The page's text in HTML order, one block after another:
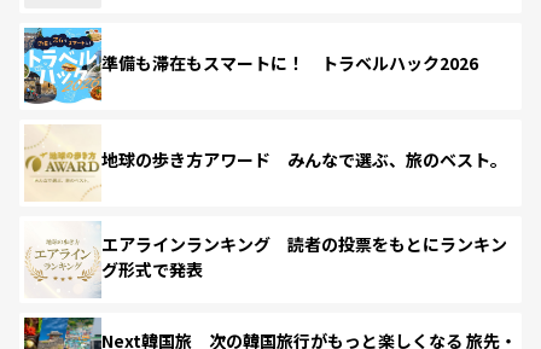
準備も滞在もスマートに！ トラベルハック2026
地球の歩き方アワード みんなで選ぶ、旅のベスト。
エアラインランキング 読者の投票をもとにランキン
グ形式で発表
Next韓国旅 次の韓国旅行がもっと楽しくなる 旅先・